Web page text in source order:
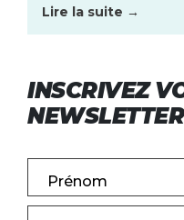
Lire la suite →
INSCRIVEZ
Prénom